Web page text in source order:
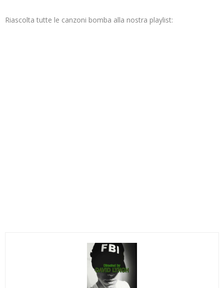
Riascolta tutte le canzoni bomba alla nostra playlist: